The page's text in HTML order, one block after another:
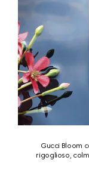
Gucci Bloom
rigoglioso,